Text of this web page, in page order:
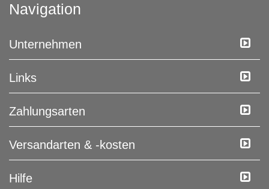
Navigation
Unternehmen
Links
Zahlungsarten
Versandarten & -kosten
Hilfe